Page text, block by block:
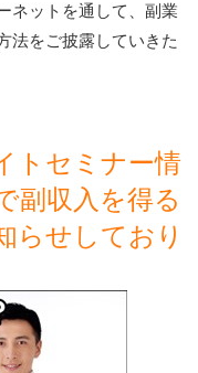
ネットを通して、副業
法をご披露していきた
トセミナー情
副収入を得る
らせしており